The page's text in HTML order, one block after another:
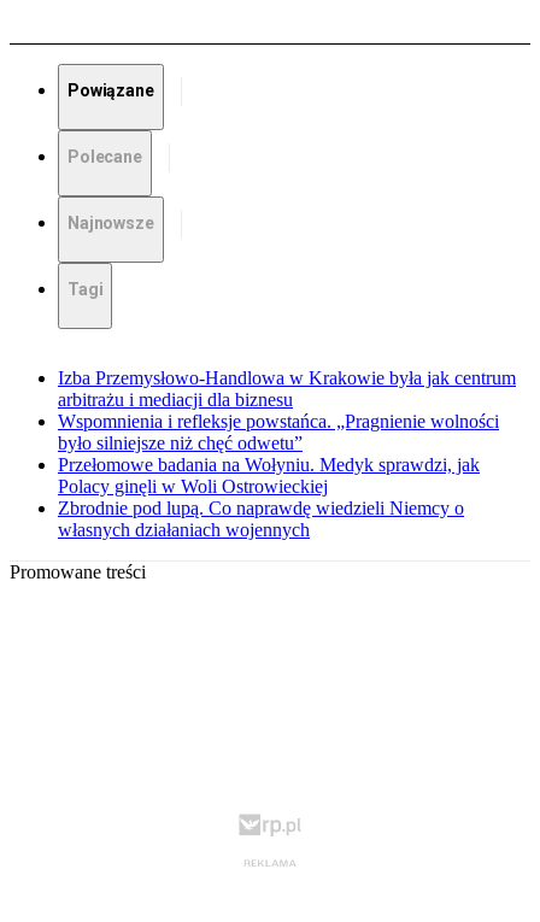
Powiązane
Polecane
Najnowsze
Tagi
Izba Przemysłowo-Handlowa w Krakowie była jak centrum
arbitrażu i mediacji dla biznesu
Wspomnienia i refleksje powstańca. „Pragnienie wolności
było silniejsze niż chęć odwetu”
Przełomowe badania na Wołyniu. Medyk sprawdzi, jak
Polacy ginęli w Woli Ostrowieckiej
Zbrodnie pod lupą. Co naprawdę wiedzieli Niemcy o
własnych działaniach wojennych
Promowane treści